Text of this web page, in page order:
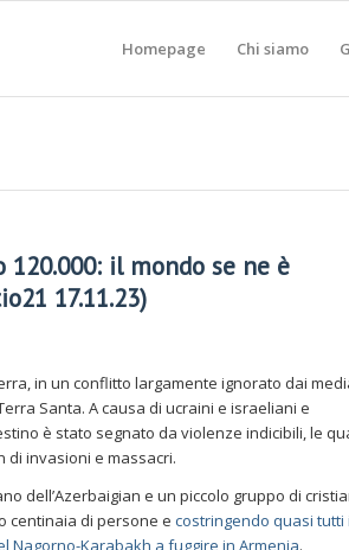
Homepage Chi siamo
il mondo se ne è
17.11.23)
in un conflitto largamente ignorato dai
Santa. A causa di ucraini e israeliani e
è stato segnato da violenze indicibili, le
di invasioni e massacri.
dell’Azerbaigian e un piccolo gruppo di
centinaia di persone e costringendo quasi tutti i
Nagorno-Karabakh a fuggire in Armenia.